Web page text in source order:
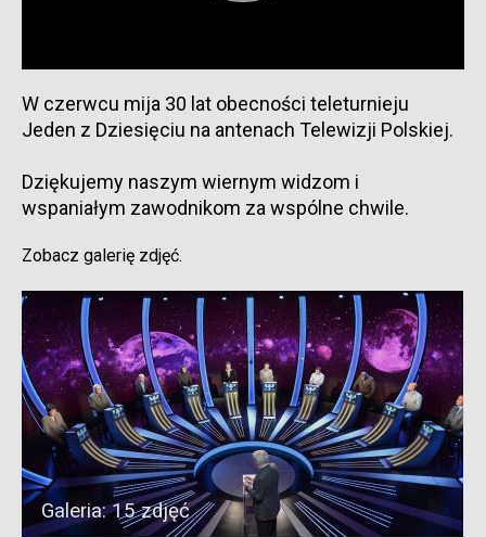
W czerwcu mija 30 lat obecności teleturnieju
Jeden z Dziesięciu na antenach Telewizji Polskiej.
Dziękujemy naszym wiernym widzom i
wspaniałym zawodnikom za wspólne chwile.
Zobacz galerię zdjęć.
Galeria: 15 zdjęć